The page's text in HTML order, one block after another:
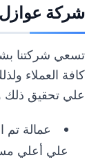
شركة عوازل
تسعي شركتنا
كافة العملاء
علي تحقيق ذلك
عمالة تم
علي أعلي